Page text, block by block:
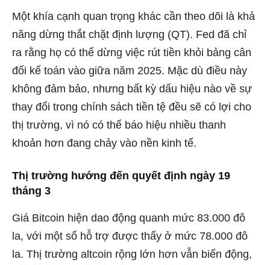
Một khía cạnh quan trọng khác cần theo dõi là khả
năng dừng thắt chặt định lượng (QT). Fed đã chỉ
ra rằng họ có thể dừng việc rút tiền khỏi bảng cân
đối kế toán vào giữa năm 2025. Mặc dù điều này
không đảm bảo, nhưng bất kỳ dấu hiệu nào về sự
thay đổi trong chính sách tiền tệ đều sẽ có lợi cho
thị trường, vì nó có thể báo hiệu nhiều thanh
khoản hơn đang chảy vào nền kinh tế.
Thị trường hướng đến quyết định ngày 19
tháng 3
Giá Bitcoin hiện dao động quanh mức 83.000 đô
la, với một số hỗ trợ được thấy ở mức 78.000 đô
la. Thị trường altcoin rộng lớn hơn vẫn biến động,